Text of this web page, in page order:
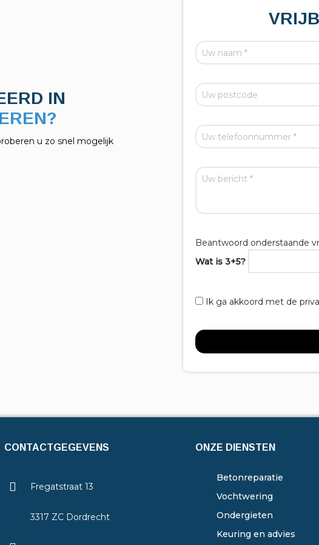
IN
u zo snel mogelijk
Beantwoord onderstaande
Wat is 3+5?
Ik ga akkoord met de
CONTACTGEGEVENS
Fregatstraat 13
3317 ZC Dordrecht
ONZE DIENSTEN
Betonreparatie
Vochtwering
Ondergieten
Keuring en advies